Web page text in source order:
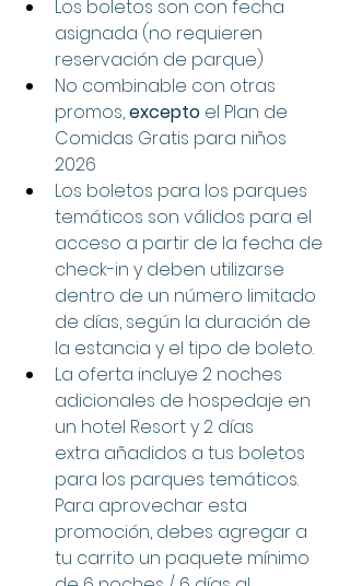
Los boletos son con fecha
asignada (no requieren
reservación de parque)
No combinable con otras
promos, excepto el Plan de
Comidas Gratis para niños
2026
Los boletos para los parques
temáticos son válidos para el
acceso a partir de la fecha de
check-in y deben utilizarse
dentro de un número limitado
de días, según la duración de
la estancia y el tipo de boleto.
La oferta incluye 2 noches
adicionales de hospedaje en
un hotel Resort y 2 días
extra añadidos a tus boletos
para los parques temáticos.
Para aprovechar esta
promoción, debes agregar a
tu carrito un paquete mínimo